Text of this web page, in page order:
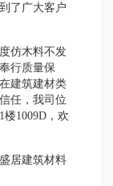
了广大客户
仿木料不发
行质量保
建筑建材类
任，我司位
1009D，欢
居建筑材料